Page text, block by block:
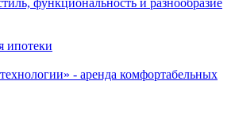
функциональность и разнообразие
ипотеки
- аренда комфортабельных